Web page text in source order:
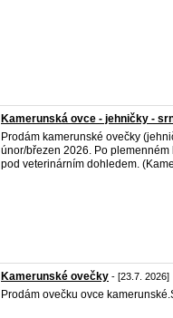
Kamerunská ovce - jehničky -
Prodám kamerunské ovečky
únor/březen 2026. Po
pod veterinárním dohledem.
Kamerunské ovečky - [23.7. 2026]
Prodám ovečku ovce